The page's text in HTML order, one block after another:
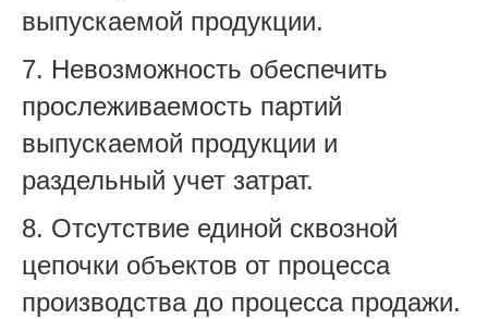
выпускаемой продукции.
7. Невозможность обеспечить
прослеживаемость партий
выпускаемой продукции и
раздельный учет затрат.
8. Отсутствие единой сквозной
цепочки объектов от процесса
производства до процесса продажи.